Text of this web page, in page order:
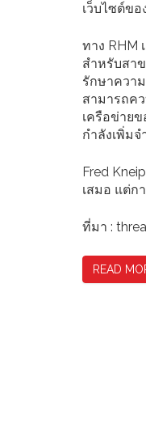
เว็บไซต์ขอ
ทาง RHM
สำหรับสา
รักษาควา
สามารถค
เครือข่าย
กำลังเพิ่ม
Fred
เสมอ แต่ก
ที่มา :
READ